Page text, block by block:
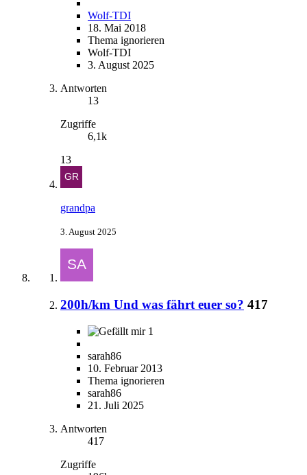
Wolf-TDI
18. Mai 2018
Thema ignorieren
Wolf-TDI
3. August 2025
Antworten
13
Zugriffe
6,1k
13
grandpa
3. August 2025
200h/km Und was fährt euer so? 417
1
sarah86
10. Februar 2013
Thema ignorieren
sarah86
21. Juli 2025
Antworten
417
Zugriffe